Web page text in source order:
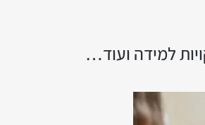
למידה ועוד…